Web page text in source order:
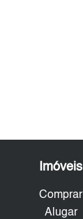
Imóveis
Comprar
Alugar